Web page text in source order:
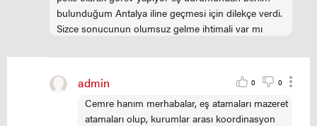
bulunduğum Antalya iline geçmesi için dilekçe verdi.
Sizce sonucunun olumsuz gelme ihtimali var mı
admin 0 0
Cemre hanım merhabalar, eş atamaları mazeret
atamaları olup, kurumlar arası koordinasyon